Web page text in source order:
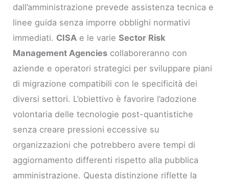
dall’amministrazione prevede assistenza tecnica e
linee guida senza imporre obblighi normativi
immediati. CISA e le varieSector Risk
Management Agencies collaboreranno con
aziende e operatori strategici per sviluppare piani
di migrazione compatibili con le specificità dei
diversi settori. L’obiettivo è favorire l’adozione
volontaria delle tecnologie post-quantistiche
senza creare pressioni eccessive su
organizzazioni che potrebbero avere tempi di
aggiornamento differenti rispetto alla pubblica
amministrazione. Questa distinzione riflette la